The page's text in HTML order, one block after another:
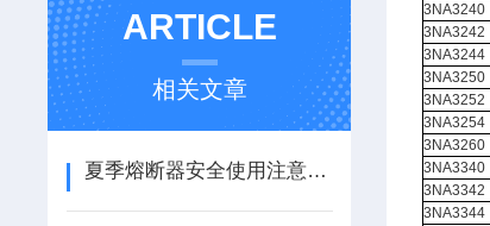
ARTICLE
相关文章
夏季熔断器安全使用注意事项
3NA3240
3NA3242
3NA3244
3NA3250
3NA3252
3NA3254
3NA3260
3NA3340
3NA3342
3NA3344